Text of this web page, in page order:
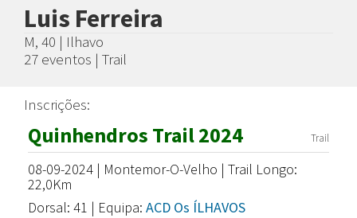
Luis Ferreira
M, 40 | Ilhavo
27 eventos | Trail
Inscrições:
Quinhendros Trail 2024 Trail
08-09-2024 | Montemor-O-Velho | Trail Longo:
22,0Km
Dorsal: 41 | Equipa: ACD Os ÍLHAVOS